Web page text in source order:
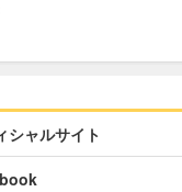
ャルサイト